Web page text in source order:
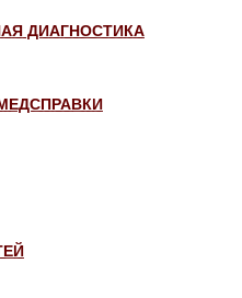
ДИАГНОСТИКА